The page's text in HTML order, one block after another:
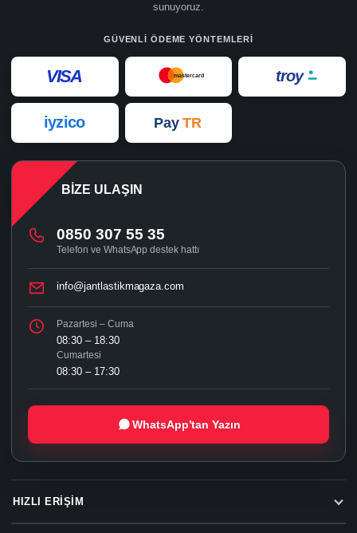
sunuyoruz.
GÜVENLI ÖDEME YÖNTEMLERI
VISA mastercard troy
iyzico Pay TR
HIZLI ERIŞIM
BIZE ULAŞIN
0850 307 55 35
Telefon ve WhatsApp destek hattı
info@jantlastikmagaza.com
Pazartesi – Cuma
08:30 – 18:30
Cumartesi
08:30 – 17:30
WhatsApp’tan Yazın